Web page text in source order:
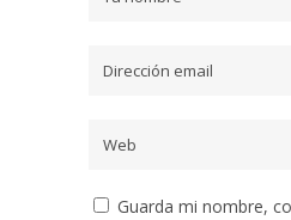
Guarda mi nombre,